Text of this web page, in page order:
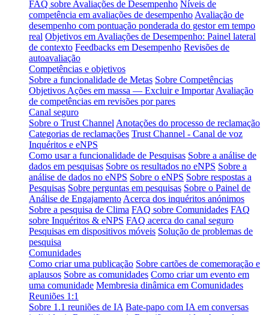
FAQ sobre Avaliações de Desempenho Níveis de
competência em avaliações de desempenho Avaliação de
desempenho com pontuação ponderada do gestor em tempo
real Objetivos em Avaliações de Desempenho: Painel lateral
de contexto Feedbacks em Desempenho Revisões de
autoavaliação
Competências e objetivos
Sobre a funcionalidade de Metas Sobre Competências
Objetivos Ações em massa — Excluir e Importar Avaliação
de competências em revisões por pares
Canal seguro
Sobre o Trust Channel Anotações do processo de reclamação
Categorias de reclamações Trust Channel - Canal de voz
Inquéritos e eNPS
Como usar a funcionalidade de Pesquisas Sobre a análise de
dados em pesquisas Sobre os resultados no eNPS Sobre a
análise de dados no eNPS Sobre o eNPS Sobre respostas a
Pesquisas Sobre perguntas em pesquisas Sobre o Painel de
Análise de Engajamento Acerca dos inquéritos anónimos
Sobre a pesquisa de Clima FAQ sobre Comunidades FAQ
sobre Inquéritos & eNPS FAQ acerca do canal seguro
Pesquisas em dispositivos móveis Solução de problemas de
pesquisa
Comunidades
Como criar uma publicação Sobre cartões de comemoração e
aplausos Sobre as comunidades Como criar um evento em
uma comunidade Membresia dinâmica em Comunidades
Reuniões 1:1
Sobre 1.1 reuniões de IA Bate-papo com IA em conversas